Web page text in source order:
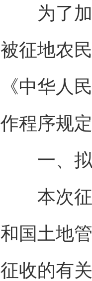
为了加
被征地农
《中华人
作程序规
一、拟
本次征
和国土地
征收的有